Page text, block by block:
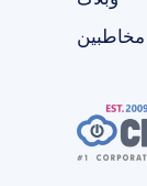
مخاطبین